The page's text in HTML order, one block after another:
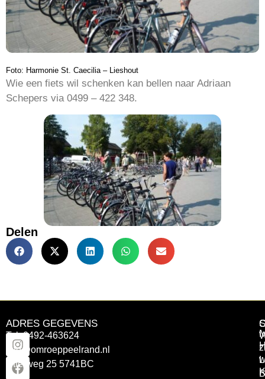
Foto: Harmonie St. Caecilia – Lieshout
Wie een fiets wil schenken kan bellen naar Adriaan
Schepers via 0499 – 422 348.
Delen
ADRES GEGEVENS
Tel: 0492-463624
info@omroeppeelrand.nl
Otterweg 25 5741BC